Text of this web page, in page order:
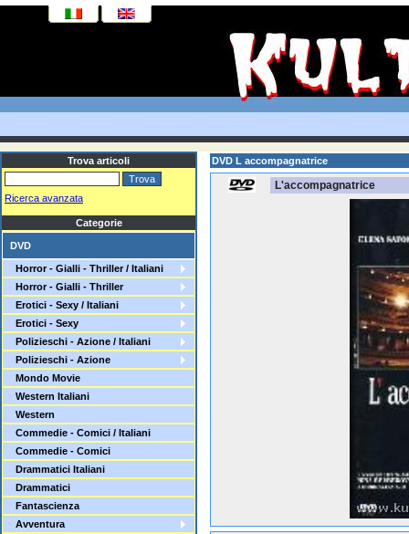
Trova articoli
Ricerca avanzata
Categorie
DVD
Horror - Gialli - Thriller / Italiani
Horror - Gialli - Thriller
Erotici - Sexy / Italiani
Erotici - Sexy
Polizieschi - Azione / Italiani
Polizieschi - Azione
Mondo Movie
Western Italiani
Western
Commedie - Comici / Italiani
Commedie - Comici
Drammatici Italiani
Drammatici
Fantascienza
Avventura
DVD L accompagnatrice
L'accompagnatrice